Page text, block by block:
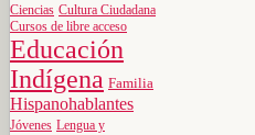
Ciencias Cultura Ciudadana
Cursos de libre acceso
Educación
Indígena Familia
Hispanohablantes
Jóvenes Lengua y